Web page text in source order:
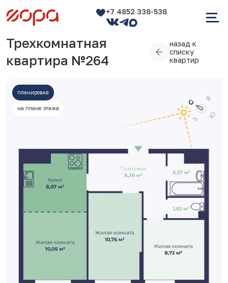
+7 4852 338-538
Трехкомнатная
квартира №264
назад к
списку
квартир
планировка
на плане этажа